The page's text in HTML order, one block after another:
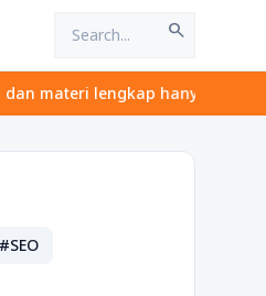
search
lengkap hanya di
#SEO